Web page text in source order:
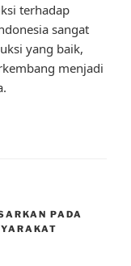
terhadap
sangat
yang baik,
menjadi
PADA